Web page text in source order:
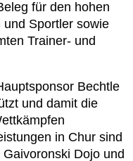
für den hohen
Sportler sowie
Trainer- und
Bechtle
und damit die
in Chur sind
Dojo und